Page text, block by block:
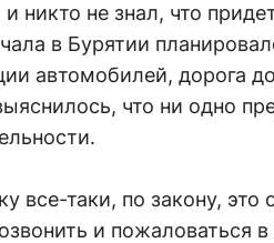
никто не знал, что
в Бурятии
автомобилей, дорога
что ни одно
все-таки, по закону, это
и пожаловаться